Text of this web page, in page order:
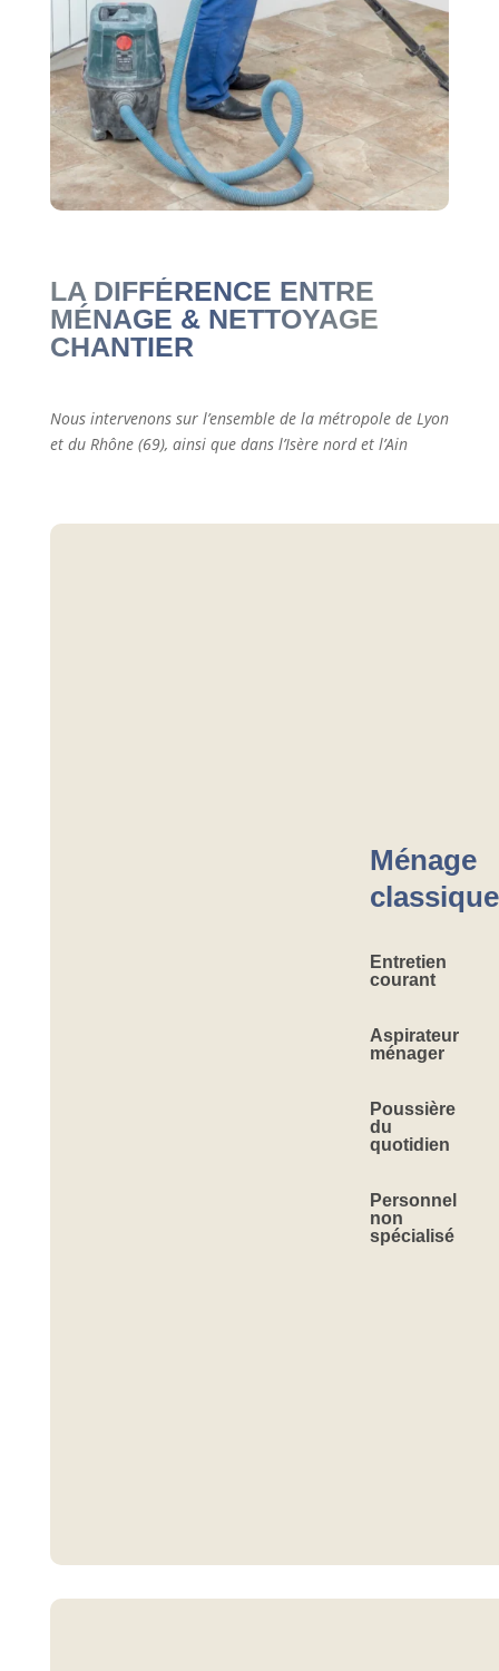
LA DIFFÉRENCE ENTRE
MÉNAGE & NETTOYAGE
CHANTIER
Nous intervenons sur l’ensemble de la métropole de Lyon
et du Rhône (69), ainsi que dans l’Isère nord et l’Ain
Ménage
classique
Entretien
courant
Aspirateur
ménager
Poussière
du
quotidien
Personnel
non
spécialisé